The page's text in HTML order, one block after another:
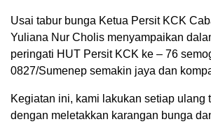
Usai tabur bunga Ketua Persit KCK
Yuliana Nur Cholis menyampaikan
peringati HUT Persit KCK ke – 76
0827/Sumenep semakin jaya dan
Kegiatan ini, kami lakukan setiap ulang
dengan meletakkan karangan bunga